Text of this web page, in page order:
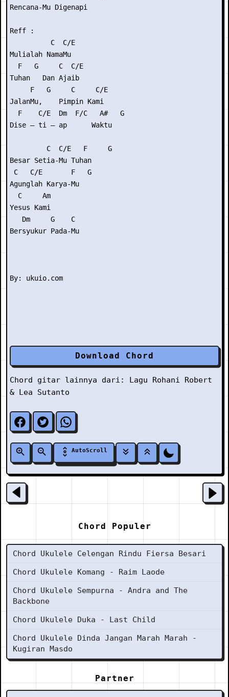
Rencana-Mu Digenapi
Reff :
          C  C/E
Mulialah NamaMu
  F   G     C  C/E
Tuhan   Dan Ajaib
     F   G     C     C/E
JalanMu,    Pimpin Kami
  F    C/E  Dm  F/C   A#   G
Dise – ti – ap      Waktu
         C  C/E   F     G
Besar Setia-Mu Tuhan
C   C/E       F   G
Agunglah Karya-Mu
  C     Am
Yesus Kami
   Dm     G    C
Bersyukur Pada-Mu
Download Chord
Chord gitar lainnya dari: Lagu Rohani
Robert
& Lea Sutanto
AutoScroll
Chord Populer
Chord Ukulele Celengan Rindu Fiersa Besari
Chord Ukulele Komang - Raim Laode
Chord Ukulele Sempurna - Andra and The
Backbone
Chord Ukulele Duka - Last Child
Chord Ukulele Dinda Jangan Marah Marah -
Kugiran Masdo
Partner